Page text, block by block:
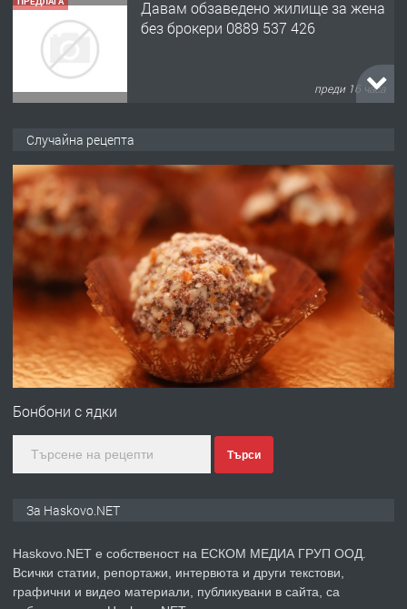
Давам обзаведено жилище за жена
без брокери 0889 537 426
преди 16 часа
преди 3 дни
ПРЕДЛАГА
Нов апартамент на ул. Липа до
Езикова гимназия
ПРЕДЛАГА
🔑 ОБЗАВЕДЕНА ГАРСОНИЕРА ПОД
ХАСКОВО
преди 5 дни
Случайна рецепта
Бонбони с ядки
Търси
За Haskovo.NET
Haskovo.NET е собственост на ЕСКОМ МЕДИА ГРУП ООД.
Всички статии, репортажи, интервюта и други текстови,
графични и видео материали, публикувани в сайта, са